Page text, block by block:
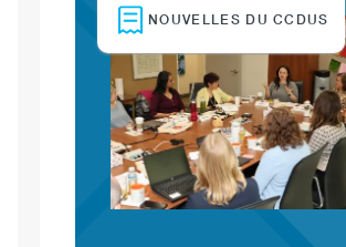
NOUVELLES DU CCDUS